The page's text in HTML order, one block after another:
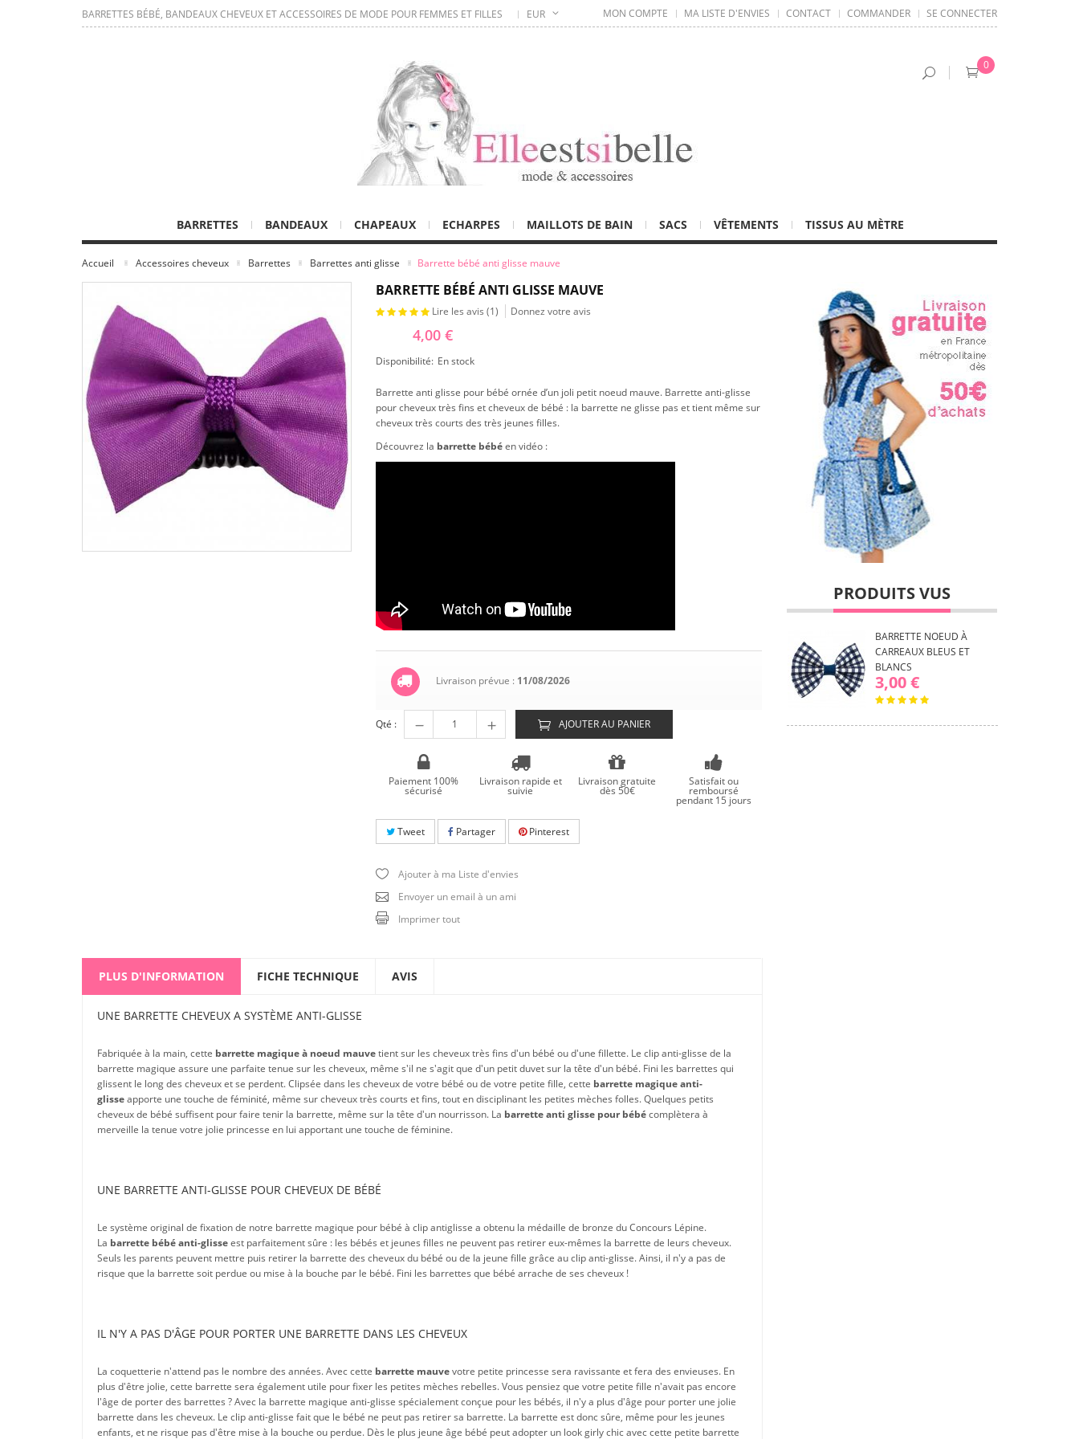
BARRETTES BÉBÉ, BANDEAUX CHEVEUX ET ACCESSOIRES DE MODE POUR FEMMES ET FILLES EUR MON COMPTE MA LISTE D'ENVIES CONTACT COMMANDER SE CONNECTER
0
BARRETTES BANDEAUX CHAPEAUX ECHARPES MAILLOTS DE BAIN SACS VÊTEMENTS TISSUS AU MÈTRE
Accueil Accessoires cheveux Barrettes Barrettes anti glisse Barrette bébé anti glisse mauve
BARRETTE BÉBÉ ANTI GLISSE MAUVE
Lire les avis (1) Donnez votre avis
4,00 €
Disponibilité: En stock
Barrette anti glisse pour bébé ornée d’un joli petit noeud mauve. Barrette anti-glisse
pour cheveux très fins et cheveux de bébé : la barrette ne glisse pas et tient même sur
cheveux très courts des très jeunes filles.
Découvrez la barrette bébéen vidéo :
Livraison prévue : 11/08/2026
Qté : AJOUTER AU PANIER
Paiement 100%
sécurisé
Livraison rapide et
suivie
Livraison gratuite
dès 50€
Satisfait ou
remboursé
pendant 15 jours
Tweet Partager Pinterest
Ajouter à ma Liste d'envies
Envoyer un email à un ami
Imprimer tout
PLUS D'INFORMATION FICHE TECHNIQUE AVIS
UNE BARRETTE CHEVEUX A SYSTÈME ANTI-GLISSE
Fabriquée à la main, cette barrette magique à noeud mauvetient sur les cheveux très fins d'un bébé ou d'une fillette. Le clip anti-glisse de la
barrette magique assure une parfaite tenue sur les cheveux, même s'il ne s'agit que d'un petit duvet sur la tête d'un bébé. Fini les barrettes qui
glissent le long des cheveux et se perdent. Clipsée dans les cheveux de votre bébé ou de votre petite fille, cette barrette magique anti-
glisseapporte une touche de féminité, même sur cheveux très courts et fins, tout en disciplinant les petites mèches folles. Quelques petits
cheveux de bébé suffisent pour faire tenir la barrette, même sur la tête d'un nourrisson. La barrette anti glisse pour bébécomplètera à
merveille la tenue votre jolie princesse en lui apportant une touche de féminine.
UNE BARRETTE ANTI-GLISSE POUR CHEVEUX DE BÉBÉ
Le système original de fixation de notre barrette magique pour bébé à clip antiglisse a obtenu la médaille de bronze du Concours Lépine.
La barrette bébé anti-glisseest parfaitement sûre : les bébés et jeunes filles ne peuvent pas retirer eux-mêmes la barrette de leurs cheveux.
Seuls les parents peuvent mettre puis retirer la barrette des cheveux du bébé ou de la jeune fille grâce au clip anti-glisse. Ainsi, il n'y a pas de
risque que la barrette soit perdue ou mise à la bouche par le bébé. Fini les barrettes que bébé arrache de ses cheveux !
IL N'Y A PAS D'ÂGE POUR PORTER UNE BARRETTE DANS LES CHEVEUX
La coquetterie n'attend pas le nombre des années. Avec cette barrette mauvevotre petite princesse sera ravissante et fera des envieuses. En
plus d'être jolie, cette barrette sera également utile pour fixer les petites mèches rebelles. Vous pensiez que votre petite fille n'avait pas encore
l'âge de porter des barrettes ? Avec la barrette magique anti-glisse spécialement conçue pour les bébés, il n'y a plus d'âge pour porter une jolie
barrette dans les cheveux. Le clip anti-glisse fait que le bébé ne peut pas retirer sa barrette. La barrette est donc sûre, même pour les jeunes
enfants, et ne risque pas d'être mise à la bouche ou perdue. Dès le plus jeune âge bébé peut adopter un look girly chic avec cette petite barrette
PRODUITS VUS
BARRETTE NOEUD À
CARREAUX BLEUS ET
BLANCS
3,00 €